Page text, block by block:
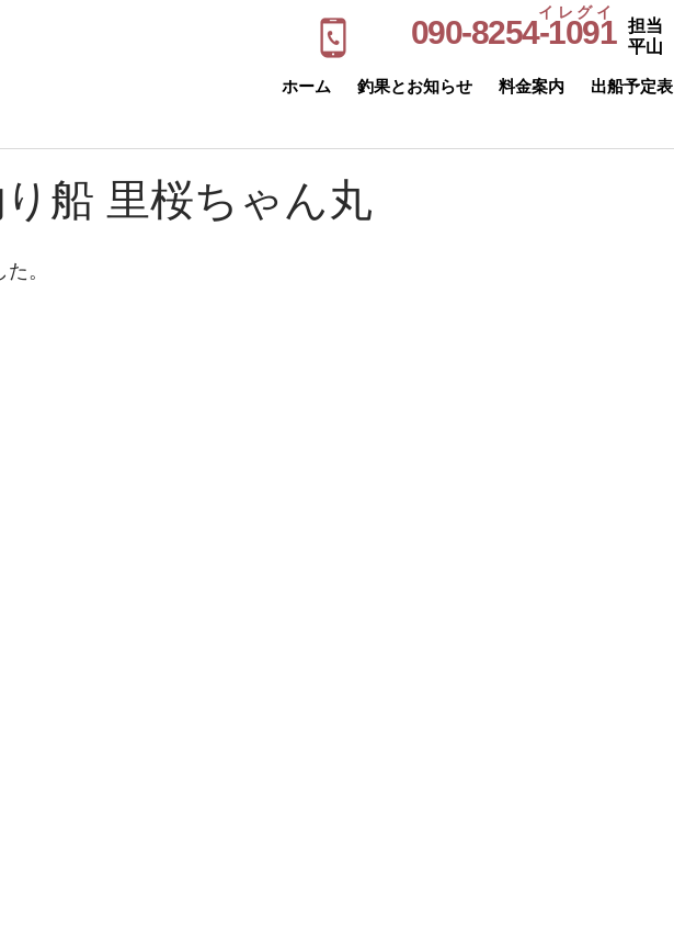
イレグイ
担当
平山
090-8254-1091
ホーム 釣果とお知らせ 料金案内 出船予定表
船 里桜ちゃん丸
。